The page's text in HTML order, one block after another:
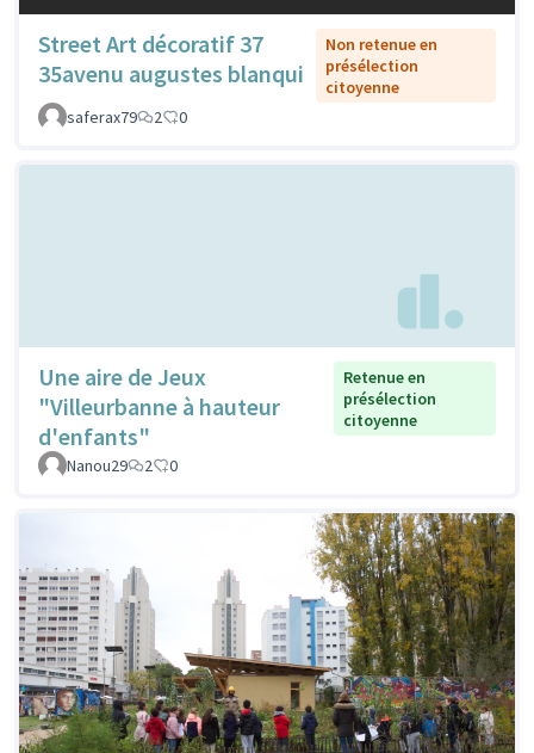
Street Art décoratif 37
35avenu augustes blanqui
Non retenue en
présélection
citoyenne
saferax79
2 0
Une aire de Jeux
"Villeurbanne à hauteur
d'enfants"
Retenue en
présélection
citoyenne
Nanou29 2 0